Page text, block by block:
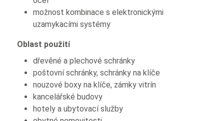
možnost kombinace s elektronickými
uzamykacími systémy
Oblast použití
dřevěné a plechové schránky
poštovní schránky, schránky na klíče
nouzové boxy na klíče, zámky vitrín
kancelářské budovy
hotely a ubytovací služby